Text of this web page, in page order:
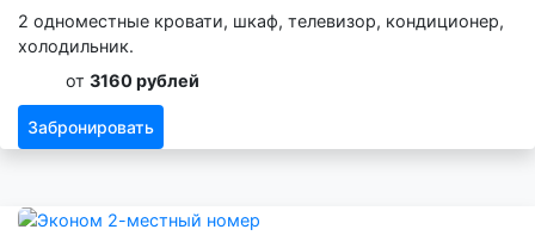
2 одноместные кровати, шкаф, телевизор, кондиционер,
холодильник.
от 3160 рублей
Забронировать